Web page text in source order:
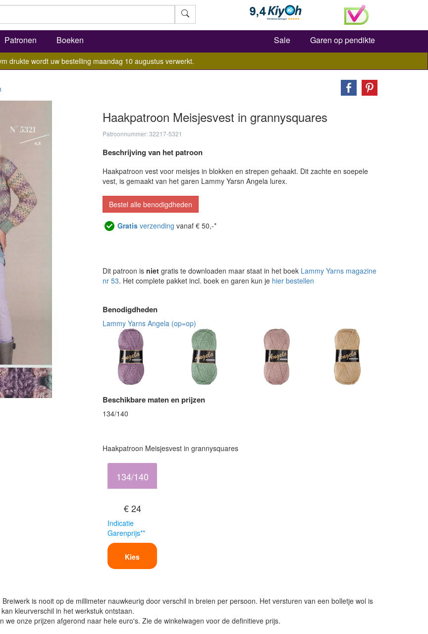
Zoeken
Patronen Boeken Sale Garen op pendikte
drukte wordt uw bestelling maandag 10 augustus verwerkt.
Haakpatroon Meisjesvest in grannysquares
Patroonnummer: 32217-5321
Beschrijving van het patroon
Haakpatroon vest voor meisjes in blokken en strepen gehaakt. Dit zachte en soepele
vest, is gemaakt van het garen Lammy Yarsn Angela lurex.
Bestel alle benodigdheden
Gratis verzending vanaf € 50,-*
Dit patroon is niet gratis te downloaden maar staat in het boek Lammy Yarns magazine
nr 53. Het complete pakket incl. boek en garen kun je hier bestellen
Benodigdheden
Lammy Yarns Angela (op=op)
Beschikbare maten en prijzen
134/140
Haakpatroon Meisjesvest in grannysquares
134/140
€ 24
Indicatie
Garenprijs**
Kies
is nooit op de millimeter nauwkeurig door verschil in breien per persoon. Het versturen van een bolletje wol is
kleurverschil in het werkstuk ontstaan.
we onze prijzen afgerond naar hele euro's. Zie de winkelwagen voor de definitieve prijs.